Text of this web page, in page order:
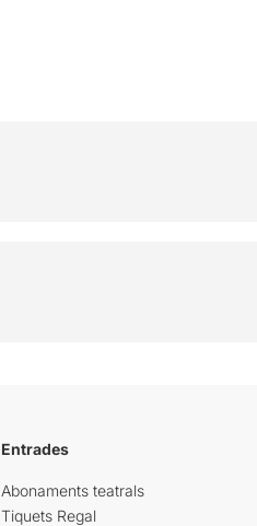
Entrades
Abonaments teatrals
Tiquets Regal